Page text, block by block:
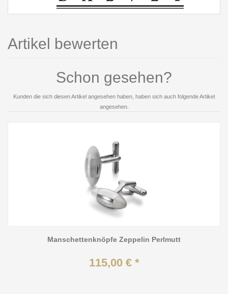
Artikel bewerten
Schon gesehen?
Kunden die sich diesen Artikel angesehen haben, haben sich auch folgende Artikel
angesehen.
Manschettenknöpfe Zeppelin Perlmutt
115,00 € *